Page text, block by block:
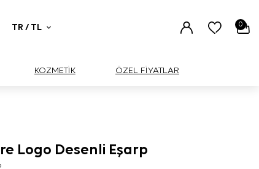
TR / TL 0
KOZMETİK ÖZEL FİYATLAR
Logo Desenli Eşarp